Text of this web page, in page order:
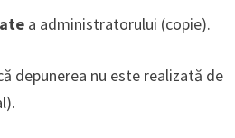
a administratorului (copie).
depunerea nu este realizată de